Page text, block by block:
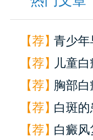
【荐】青少年
【荐】 儿童
【荐】胸部
【荐】白斑的
【荐】白癜风